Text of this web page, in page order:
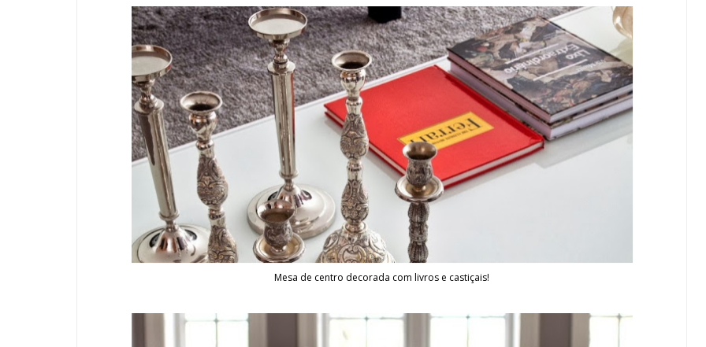
Mesa de centro decorada com livros e castiçais!